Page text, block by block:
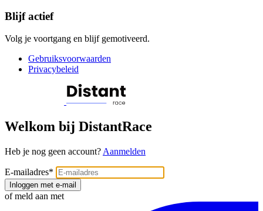
Blijf actief
Volg je voortgang en blijf gemotiveerd.
Gebruiksvoorwaarden
Privacybeleid
Welkom bij DistantRace
Heb je nog geen account? Aanmelden
E-mailadres*
Inloggen met e-mail
of meld aan met